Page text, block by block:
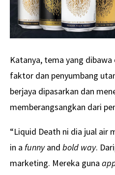
Katanya, tema yang
faktor dan penyumbang
berjaya dipasarkan dan
memberangsangkan dari
“Liquid Death ni dia jual air
in a funnyand bold way.
marketing. Mereka guna